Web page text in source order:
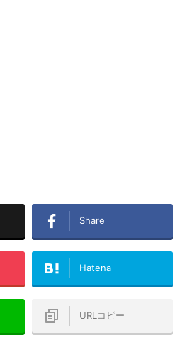
Share
Hatena
URLコピー